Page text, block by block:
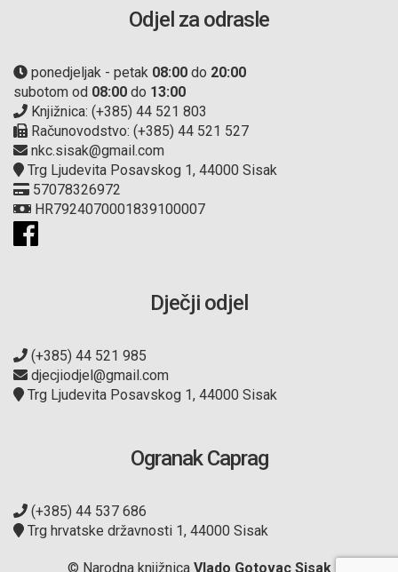
Odjel za odrasle
ponedjeljak - petak 08:00 do 20:00
subotom od 08:00 do 13:00
Knjižnica: (+385) 44 521 803
Računovodstvo: (+385) 44 521 527
nkc.sisak@gmail.com
Trg Ljudevita Posavskog 1, 44000 Sisak
57078326972
HR7924070001839100007
Dječji odjel
(+385) 44 521 985
djecjiodjel@gmail.com
Trg Ljudevita Posavskog 1, 44000 Sisak
Ogranak Caprag
(+385) 44 537 686
Trg hrvatske državnosti 1, 44000 Sisak
© Narodna knjižnica Vlado Gotovac Sisak